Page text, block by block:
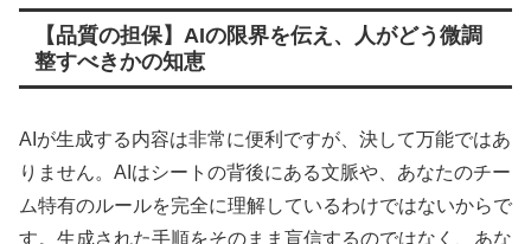
【品質の担保】AIの限界を伝え、人がどう微調
整すべきかの知恵
AIが生成する内容は非常に便利ですが、決して万能ではあ
りません。AIはシートの背後にある文脈や、あなたのチー
ム特有のルールを完全に理解しているわけではないからで
す。生成された手順をそのまま盲信するのではなく、あな